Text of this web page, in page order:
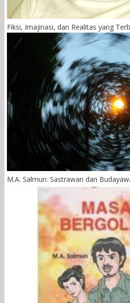
Fiksi, Imajinasi, dan Realitas yang
M.A. Salmun: Sastrawan dan